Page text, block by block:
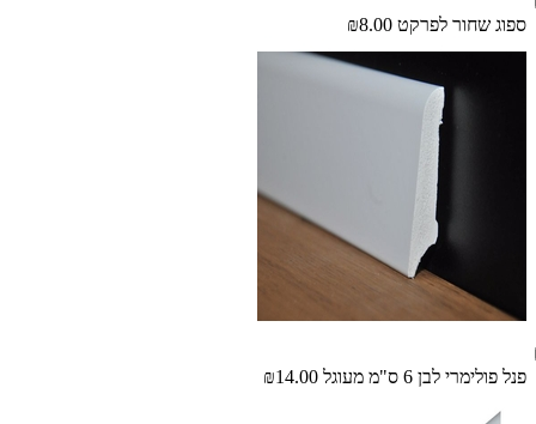
ספוג שחור לפרקט ₪8.00
פנל פולימרי לבן 6 ס"מ מעוגל ₪14.00